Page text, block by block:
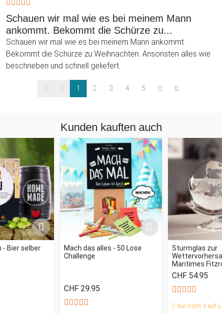
Schauen wir mal wie es bei meinem Mann
ankommt. Bekommt die Schürze zu...
Schauen wir mal wie es bei meinem Mann ankommt.
Bekommt die Schürze zu Weihnachten. Ansonsten alles wie
beschrieben und schnell geliefert.
1 2 3 4 5
Kunden kauften auch
Bier selber
Mach das alles - 50 Lose
Challenge
CHF 29.95
Sturmglas zur
Maritimes
CHF 54.95
Nur noch 3 auf